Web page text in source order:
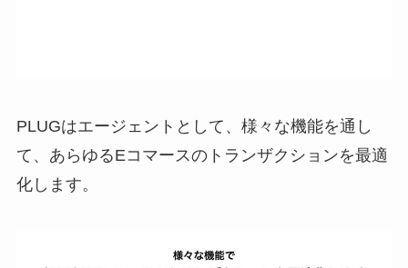
PLUGはエージェントとして、様々な機能を通し
て、あらゆるEコマースのトランザクションを最適
化します。